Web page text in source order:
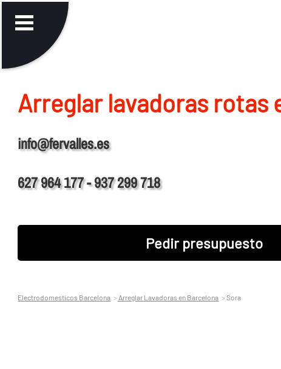
Arreglar lavadoras rotas
info@fervalles.es
627 964 177 - 937 299 718
Pedir presupuesto
Electrodomesticos Barcelona Arreglar Lavadoras en Barcelona Sora